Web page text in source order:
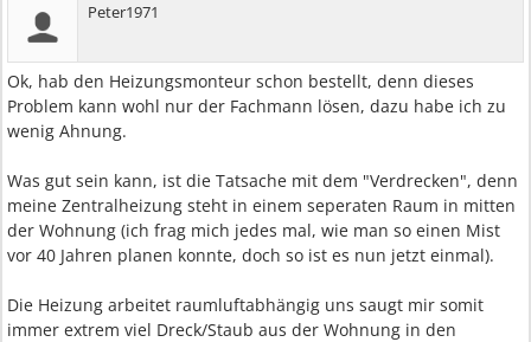
Peter1971
Ok, hab den Heizungsmonteur schon bestellt, denn dieses
Problem kann wohl nur der Fachmann lösen, dazu habe ich zu
wenig Ahnung.
Was gut sein kann, ist die Tatsache mit dem "Verdrecken", denn
meine Zentralheizung steht in einem seperaten Raum in mitten
der Wohnung (ich frag mich jedes mal, wie man so einen Mist
vor 40 Jahren planen konnte, doch so ist es nun jetzt einmal).
Die Heizung arbeitet raumluftabhängig uns saugt mir somit
immer extrem viel Dreck/Staub aus der Wohnung in den